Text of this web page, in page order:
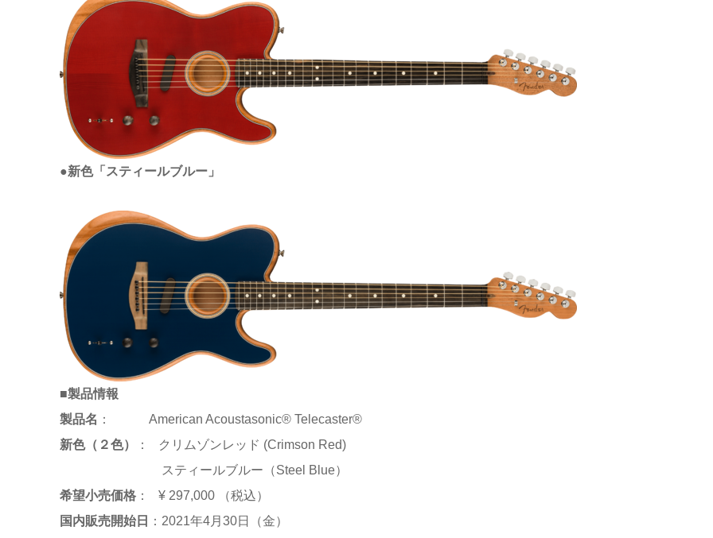
●新色「スティールブルー」
■製品情報
製品名 ： American Acoustasonic® Telecaster®
新色（２色）
： クリムゾンレッド (Crimson Red)
スティールブルー（Steel Blue）
希望小売価格： ¥ 297,000 （税込）
国内販売開始日
：2021年4月30日（金）